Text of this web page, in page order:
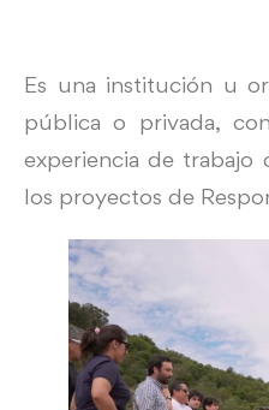
Es una institución u
pública o privada,
experiencia de trabajo
los proyectos de